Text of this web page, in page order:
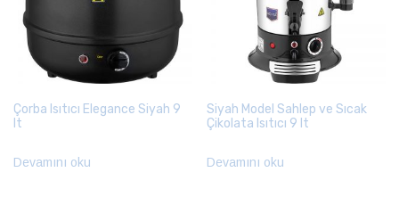
Çorba Isıtıcı Elegance Siyah 9
lt
Devamını oku
Siyah Model Sahlep ve Sıcak
Çikolata Isıtıcı 9 lt
Devamını oku